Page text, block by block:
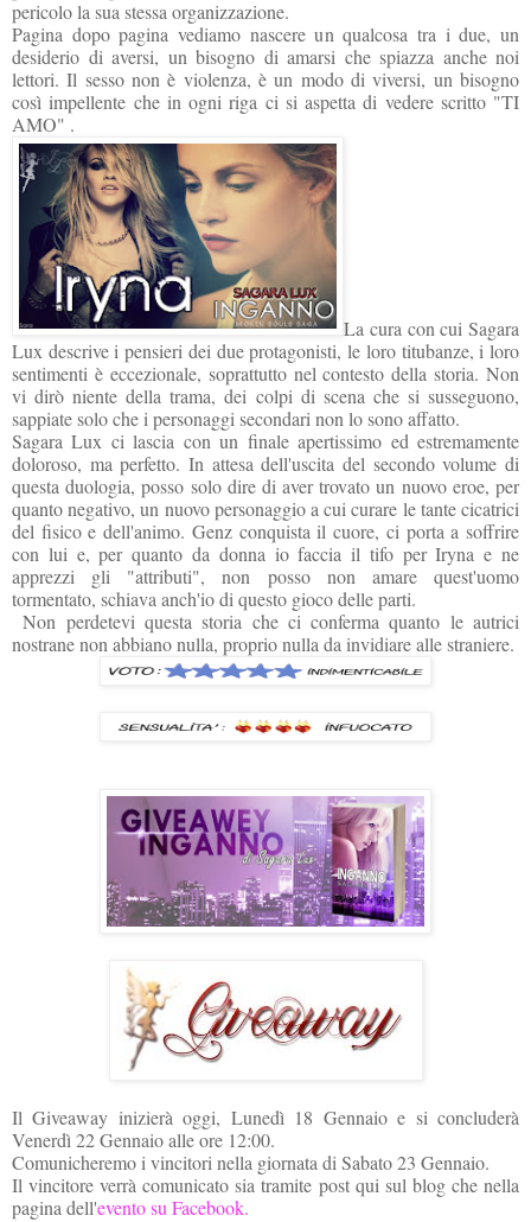
pericolo la sua stessa organizzazione.
Pagina dopo pagina vediamo nascere un qualcosa tra i due, un
desiderio di aversi, un bisogno di amarsi che spiazza anche noi
lettori. Il sesso non è violenza, è un modo di viversi, un bisogno
così impellente che in ogni riga ci si aspetta di vedere scritto "TI
AMO" .
La cura con cui Sagara
Lux descrive i pensieri dei due protagonisti, le loro titubanze, i loro
sentimenti è eccezionale, soprattutto nel contesto della storia. Non
vi dirò niente della trama, dei colpi di scena che si susseguono,
sappiate solo che i personaggi secondari non lo sono affatto.
Sagara Lux ci lascia con un finale apertissimo ed estremamente
doloroso, ma perfetto. In attesa dell'uscita del secondo volume di
questa duologia, posso solo dire di aver trovato un nuovo eroe, per
quanto negativo, un nuovo personaggio a cui curare le tante cicatrici
del fisico e dell'animo. Genz conquista il cuore, ci porta a soffrire
con lui e, per quanto da donna io faccia il tifo per Iryna e ne
apprezzi gli "attributi", non posso non amare quest'uomo
tormentato, schiava anch'io di questo gioco delle parti.
Non perdetevi questa storia che ci conferma quanto le autrici
nostrane non abbiano nulla, proprio nulla da invidiare alle straniere.
Il Giveaway inizierà oggi, Lunedì 18 Gennaio e si concluderà
Venerdì 22 Gennaio alle ore 12:00.
Comunicheremo i vincitori nella giornata diSabato 23 Gennaio.
Il vincitore verrà comunicato sia tramite post qui sul blog che nella
pagina dell'evento su Facebook.